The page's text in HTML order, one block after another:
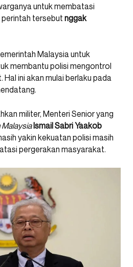
untuk membatasi
tersebut nggak
Malaysia untuk
membantu polisi mengontrol
ini akan mulai berlaku pada
militer, Menteri Senior yang
Ismail Sabri Yaakob
yakin kekuatan polisi masih
pergerakan masyarakat.